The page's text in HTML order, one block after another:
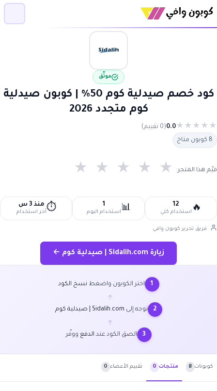
موثّق
كود خصم صيدلية كوم 50% | كوبون صيدلية
كوم متجدد 2026
★
★
★
★
★
0.0(0 تقييم)
8 كوبون متاح
قيّم هذا المتجر: ★ ★ ★ ★ ★
🔥
12
استخدام كلي 📊
1
استخدام اليوم ⏱️ منذ 3 س
آخر استخدام
فريق تحرير كوبون وافي
زيارة Sidalih.com | صيدلية كوم ←
1 اختر الكوبون واضغط نسخ الكود
←
2 توجه إلى Sidalih.com | صيدلية كوم
←
3 الصق الكود عند الدفع ووفّر
كوبونات 8 منتجات 0 تقييم الأعضاء 0